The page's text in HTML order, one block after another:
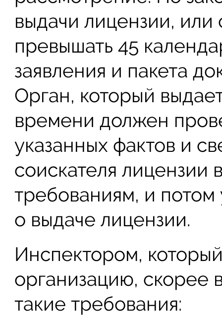
выдачи лицензии, или
превышать 45
заявления и пакета
Орган, который
времени должен
указанных фактов и
соискателя
требованиям, и
о выдаче лицензии.
Инспектором,
организацию, скорее
такие требования: